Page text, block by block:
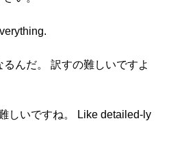
んだ。 訳すの難しいですよ
しいですね。 Like detailed-ly